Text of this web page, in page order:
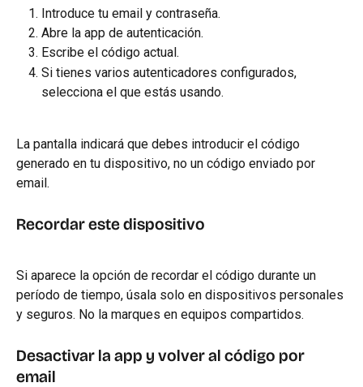
Introduce tu email y contraseña.
Abre la app de autenticación.
Escribe el código actual.
Si tienes varios autenticadores configurados,
selecciona el que estás usando.
La pantalla indicará que debes introducir el código
generado en tu dispositivo, no un código enviado por
email.
Recordar este dispositivo
Si aparece la opción de recordar el código durante un
período de tiempo, úsala solo en dispositivos personales
y seguros. No la marques en equipos compartidos.
Desactivar la app y volver al código por
email